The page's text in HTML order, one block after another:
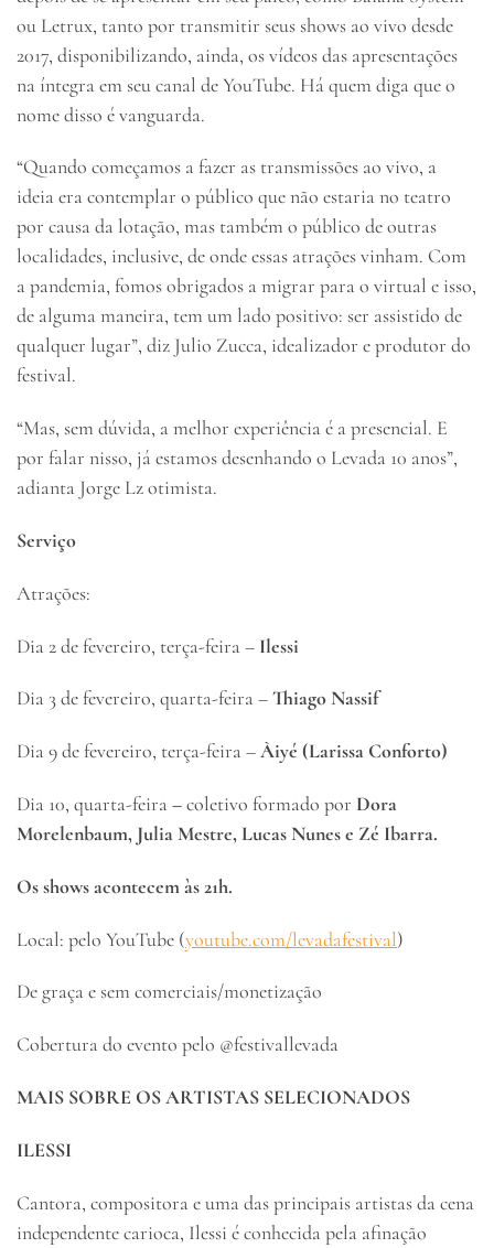
ou Letrux, tanto por transmitir seus shows ao vivo desde
2017, disponibilizando, ainda, os vídeos das apresentações
na íntegra em seu canal de YouTube. Há quem diga que o
nome disso é vanguarda.
“Quando começamos a fazer as transmissões ao vivo, a
ideia era contemplar o público que não estaria no teatro
por causa da lotação, mas também o público de outras
localidades, inclusive, de onde essas atrações vinham. Com
a pandemia, fomos obrigados a migrar para o virtual e isso,
de alguma maneira, tem um lado positivo: ser assistido de
qualquer lugar”, diz Julio Zucca, idealizador e produtor do
festival.
“Mas, sem dúvida, a melhor experiência é a presencial. E
por falar nisso, já estamos desenhando o Levada 10 anos”,
adianta Jorge Lz otimista.
Serviço
Atrações:
Dia 2 de fevereiro, terça-feira – Ilessi
Dia 3 de fevereiro, quarta-feira –Thiago Nassif
Dia 9 de fevereiro, terça-feira –Àiyé (Larissa Conforto)
Dia 10, quarta-feira–coletivo formado por Dora
Morelenbaum, Julia Mestre, Lucas Nunes e Zé Ibarra.
Os shows acontecem às 21h.
Local: pelo YouTube (youtube.com/levadafestival)
De graça e sem comerciais/monetização
Cobertura do evento pelo @festivallevada
MAIS SOBRE OS ARTISTAS SELECIONADOS
ILESSI
Cantora, compositora e uma das principais artistas da cena
independente carioca, Ilessi é conhecida pela afinação